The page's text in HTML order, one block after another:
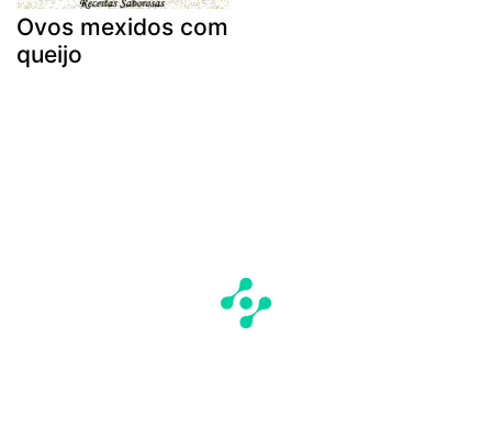
Ovos mexidos com
queijo